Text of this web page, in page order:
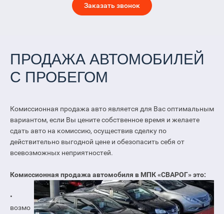
Заказать звонок
ПРОДАЖА АВТОМОБИЛЕЙ
С ПРОБЕГОМ
Комиссионная продажа авто является для Вас оптимальным
вариантом, если Вы цените собственное время и желаете
сдать авто на комиссию, осуществив сделку по
действительно выгодной цене и обезопасить себя от
всевозможных неприятностей.
Комиссионная продажа автомобиля в МПК «СВАРОГ» это:
•
возмо